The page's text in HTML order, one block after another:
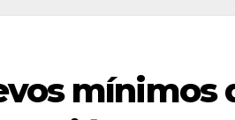
mínimos